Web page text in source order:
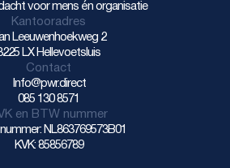
voor mens én organisatie
Kantooradres
Leeuwenhoekweg 2
LX Hellevoetsluis
Contact
Info@pwr.direct
085 130 8571
en BTW nummer
NL863769573B01
KVK: 85856789